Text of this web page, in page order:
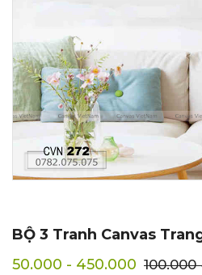
BỘ 3 Tranh Canvas
50.000 - 450.000